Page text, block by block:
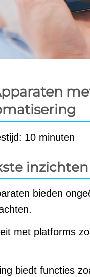
10 minuten
inzichten
bieden
met platforms
biedt functies